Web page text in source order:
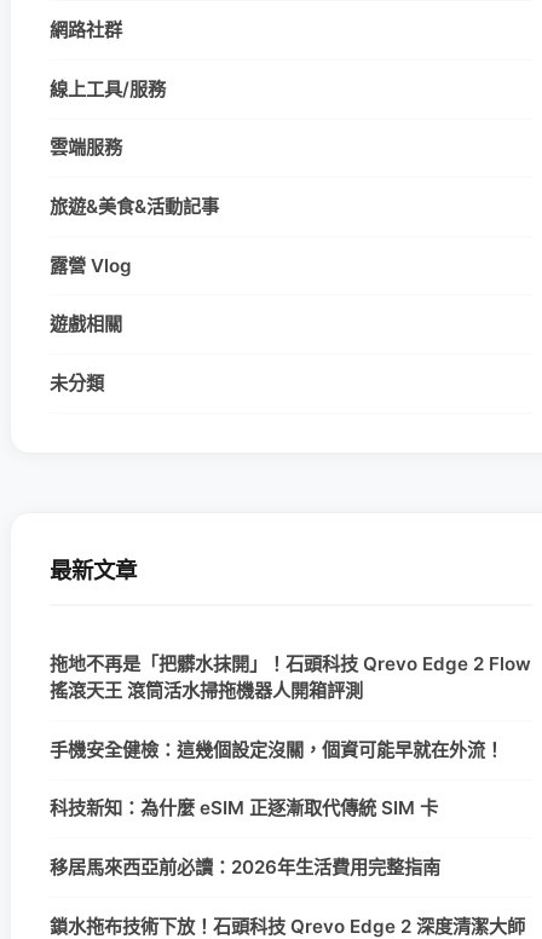
網路社群
線上工具/服務
雲端服務
旅遊&美食&活動記事
露營 Vlog
遊戲相關
未分類
最新文章
拖地不再是「把髒水抹開」！石頭科技 Qrevo Edge 2 Flow
搖滾天王 滾筒活水掃拖機器人開箱評測
手機安全健檢：這幾個設定沒關，個資可能早就在外流！
科技新知：為什麼 eSIM 正逐漸取代傳統 SIM 卡
移居馬來西亞前必讀：2026年生活費用完整指南
鎖水拖布技術下放！石頭科技 Qrevo Edge 2 深度清潔大師